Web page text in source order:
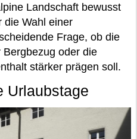
Landschaft bewusst
die Wahl einer
Frage, ob die
oder die
stärker prägen soll.
Urlaubstage